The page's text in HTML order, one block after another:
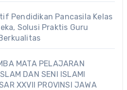
Pendidikan Pancasila Kelas
Solusi Praktis Guru
MATA PELAJARAN
DAN SENI ISLAMI
XXVII PROVINSI JAWA